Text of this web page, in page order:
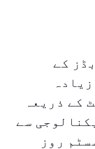
کے
کے ذریعہ
سے
روز